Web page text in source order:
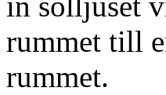
rummet till
rummet.